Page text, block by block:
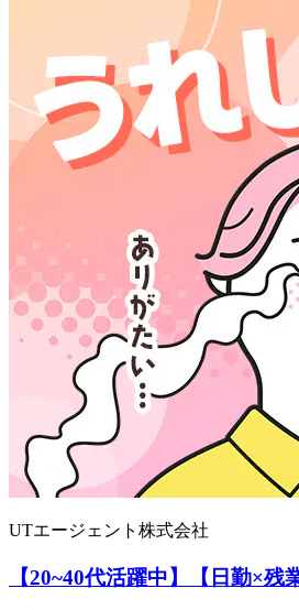
UTエージェント株式会社
【20~40代活躍中】【日勤×